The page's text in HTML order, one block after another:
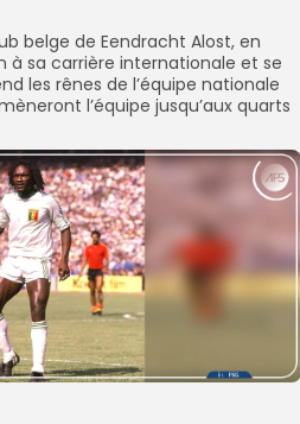
belge de Eendracht Alost, en
à sa carrière internationale et se
les rênes de l’équipe nationale
l’équipe jusqu’aux quarts